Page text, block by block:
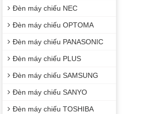
Đèn máy chiếu NEC
Đèn máy chiếu OPTOMA
Đèn máy chiếu PANASONIC
Đèn máy chiếu PLUS
Đèn máy chiếu SAMSUNG
Đèn máy chiếu SANYO
Đèn máy chiếu TOSHIBA